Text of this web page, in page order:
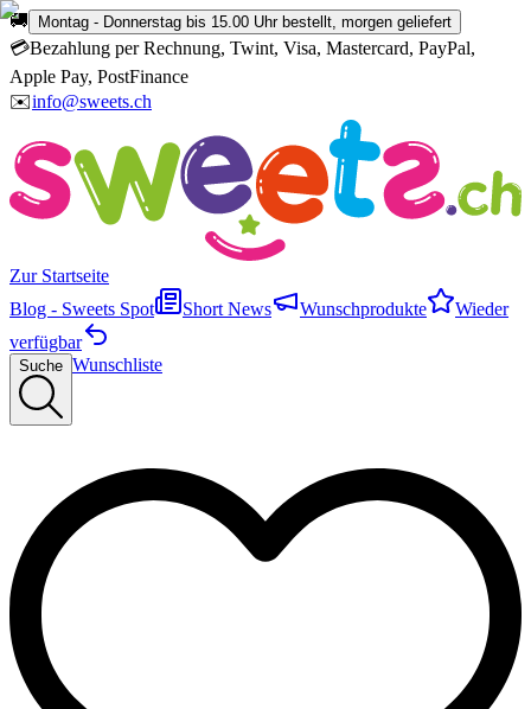
🚚 Montag - Donnerstag bis 15.00 Uhr bestellt, morgen geliefert
💳Bezahlung per Rechnung, Twint, Visa, Mastercard, PayPal,
Apple Pay, PostFinance
✉️info@sweets.ch
Zur Startseite
Blog - Sweets Spot
Short News Wunschprodukte
Wieder
verfügbar
Suche Wunschliste